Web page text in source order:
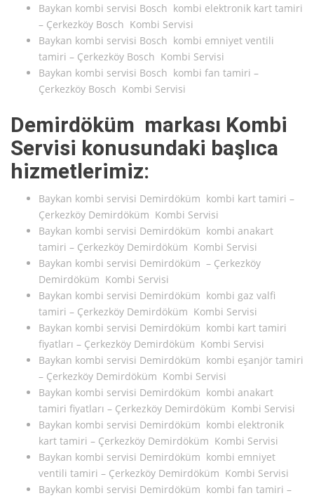
Baykan kombi servisi Bosch kombi elektronik kart tamiri
– Çerkezköy Bosch Kombi Servisi
Baykan kombi servisi Bosch kombi emniyet ventili
tamiri – Çerkezköy Bosch Kombi Servisi
Baykan kombi servisi Bosch kombi fan tamiri –
Çerkezköy Bosch Kombi Servisi
Demirdöküm markası Kombi
Servisi konusundaki başlıca
hizmetlerimiz:
Baykan kombi servisi Demirdöküm kombi kart tamiri –
Çerkezköy Demirdöküm Kombi Servisi
Baykan kombi servisi Demirdöküm kombi anakart
tamiri – Çerkezköy Demirdöküm Kombi Servisi
Baykan kombi servisi Demirdöküm – Çerkezköy
Demirdöküm Kombi Servisi
Baykan kombi servisi Demirdöküm kombi gaz valfi
tamiri – Çerkezköy Demirdöküm Kombi Servisi
Baykan kombi servisi Demirdöküm kombi kart tamiri
fiyatları – Çerkezköy Demirdöküm Kombi Servisi
Baykan kombi servisi Demirdöküm kombi eşanjör tamiri
– Çerkezköy Demirdöküm Kombi Servisi
Baykan kombi servisi Demirdöküm kombi anakart
tamiri fiyatları – Çerkezköy Demirdöküm Kombi Servisi
Baykan kombi servisi Demirdöküm kombi elektronik
kart tamiri – Çerkezköy Demirdöküm Kombi Servisi
Baykan kombi servisi Demirdöküm kombi emniyet
ventili tamiri – Çerkezköy Demirdöküm Kombi Servisi
Baykan kombi servisi Demirdöküm kombi fan tamiri –